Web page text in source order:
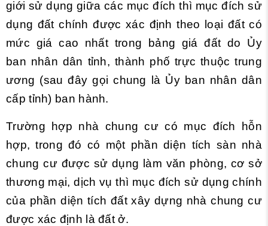
giới sử dụng giữa các mục đích thì mục đích sử
dụng đất chính được xác định theo loại đất có
mức giá cao nhất trong bảng giá đất do Ủy
ban nhân dân tỉnh, thành phố trực thuộc trung
ương (sau đây gọi chung là Ủy ban nhân dân
cấp tỉnh) ban hành.
Trường hợp nhà chung cư có mục đích hỗn
hợp, trong đó có một phần diện tích sàn nhà
chung cư được sử dụng làm văn phòng, cơ sở
thương mại, dịch vụ thì mục đích sử dụng chính
của phần diện tích đất xây dựng nhà chung cư
được xác định là đất ở.